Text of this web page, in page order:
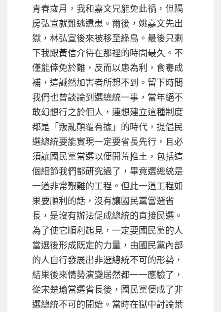
青春歲月，我和嘉文兄能免此禍，但隔
房弘宣就難逃遺患。爾後，姚嘉文先出
獄，林弘宣後來被移至綠島。最後只剩
下我跟黃信介待在那裡的時間最久。不
僅能倖免於難，反而以患為利，食毒成
補，這誠然加害者所想不到。留下時間
我們也曾談論到選總統一事，當年絕不
敢幻想行之於個人，連想建立這種制度
都是「叛亂顛覆有據」的時代，提倡民
選總統要能實現一定要省長先行，且必
須讓國民黨當選以便開荒推土，包括這
個細節我們都研究過了，畢竟選總統是
一道非常艱難的工程。但此一道工程如
果要順利的話，沒有讓國民黨當選省
長，是沒有辦法促成總統的直接民選。
為了使它順利起見，一定要國民黨的人
當選後形成既定的力量，由國民黨內部
的人自行發展出非選總統不可的形勢，
結果後來情勢演變居然都一一應驗了，
從宋楚瑜當選省長後，國民黨便成了非
選總統不可的開始。當時在獄中討論葉